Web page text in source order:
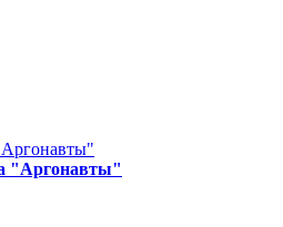
"Аргонавты"